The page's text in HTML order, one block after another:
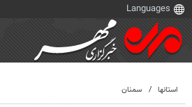
استانها سمنان